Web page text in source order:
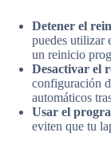
Detener el
puedes utilizar
un reinicio
Desactivar el
configuración
automáticos
Usar el
eviten que tu